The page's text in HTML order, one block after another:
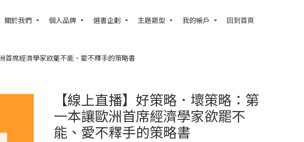
關於我們 個人品牌 選書企劃 主題類型 我的帳戶 回到首頁
首席經濟學家欲罷不能、愛不釋手的策略書
【線上直播】好策略．壞策略：第
一本讓歐洲首席經濟學家欲罷不
能、愛不釋手的策略書